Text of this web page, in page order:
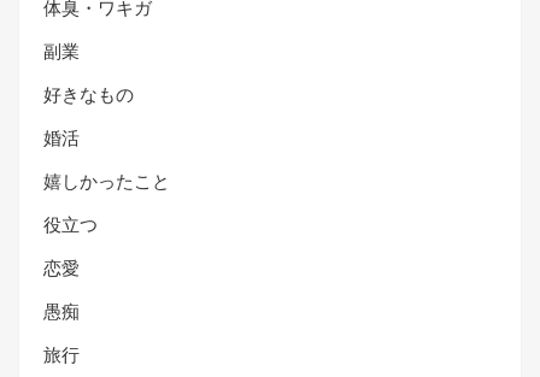
体臭・ワキガ
副業
好きなもの
婚活
嬉しかったこと
役立つ
恋愛
愚痴
旅行